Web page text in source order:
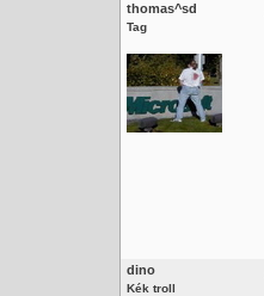
thomas^sd
Tag
dino
Kék troll